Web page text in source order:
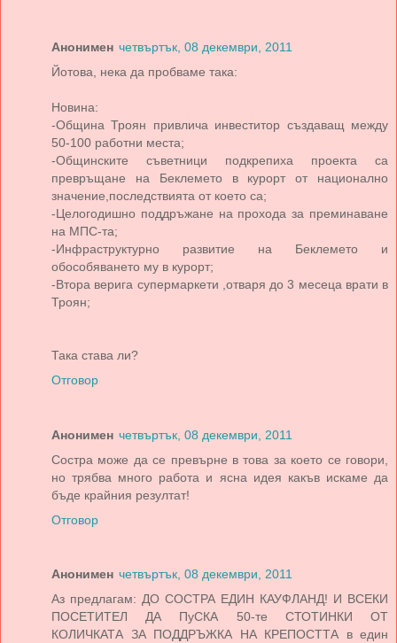
Анонимен четвъртък, 08 декември, 2011
Йотова, нека да пробваме така:
Новина:
-Община Троян привлича инвеститор създаващ между
50-100 работни места;
-Общинските съветници подкрепиха проекта са
превръщане на Беклемето в курорт от национално
значение,последствията от което са;
-Целогодишно поддръжане на прохода за преминаване
на МПС-та;
-Инфраструктурно развитие на Беклемето и
обособяването му в курорт;
-Втора верига супермаркети ,отваря до 3 месеца врати в
Троян;
Така става ли?
Отговор
Анонимен четвъртък, 08 декември, 2011
Состра може да се превърне в това за което се говори,
но трябва много работа и ясна идея какъв искаме да
бъде крайния резултат!
Отговор
Анонимен четвъртък, 08 декември, 2011
Аз предлагам: ДО СОСТРА ЕДИН КАУФЛАНД! И ВСЕКИ
ПОСЕТИТЕЛ ДА ПуСКА 50-те СТОТИНКИ ОТ
КОЛИЧКАТА ЗА ПОДДРЪЖКА НА КРЕПОСТТА в един